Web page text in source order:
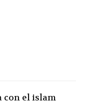
con el islam